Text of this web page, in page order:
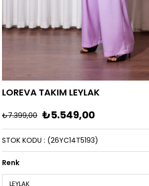
LOREVA TAKIM LEYLAK
₺7.399,00 ₺5.549,00
(26YC14T5193)
STOK KODU
Renk